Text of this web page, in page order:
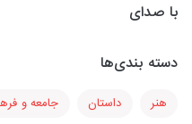
با صدای
دسته بندی‌ها
هنر داستان جامعه و